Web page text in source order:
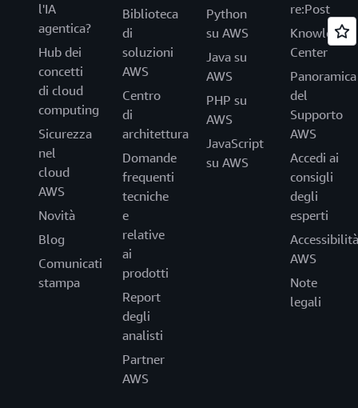
l'IA
agentica?
Hub dei
concetti
di cloud
computing
Sicurezza
nel
cloud
AWS
Novità
Blog
Comunicati
stampa
Biblioteca
di
soluzioni
AWS
Centro
di
architettura
Domande
frequenti
tecniche
e
relative
ai
prodotti
Report
degli
analisti
Partner
AWS
Python
su AWS
Java su
AWS
PHP su
AWS
JavaScript
su AWS
re:Post
Knowledge
Center
Panoramica
del
Supporto
AWS
Accedi ai
consigli
degli
esperti
Accessibilità
AWS
Note
legali